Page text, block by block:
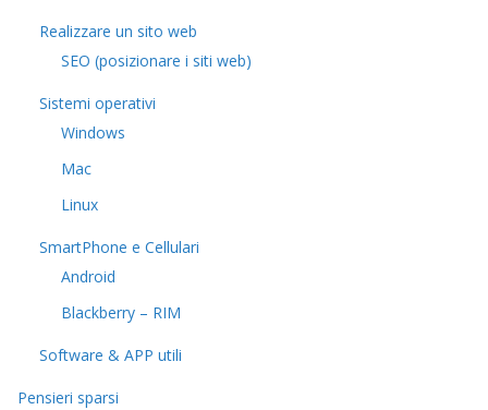
Realizzare un sito web
SEO (posizionare i siti web)
Sistemi operativi
Windows
Mac
Linux
SmartPhone e Cellulari
Android
Blackberry – RIM
Software & APP utili
Pensieri sparsi